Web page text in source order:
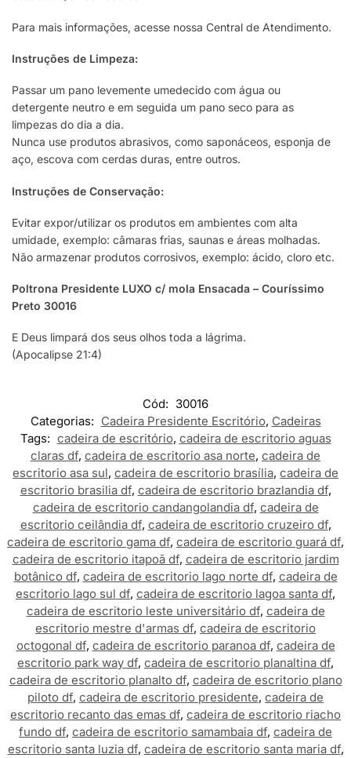
Para mais informações, acesse nossa Central de Atendimento.
Instruções de Limpeza:
Passar um pano levemente umedecido com água ou
detergente neutro e em seguida um pano seco para as
limpezas do dia a dia.
Nunca use produtos abrasivos, como saponáceos, esponja de
aço, escova com cerdas duras, entre outros.
Instruções de Conservação:
Evitar expor/utilizar os produtos em ambientes com alta
umidade, exemplo: câmaras frias, saunas e áreas molhadas.
Não armazenar produtos corrosivos, exemplo: ácido, cloro etc.
Poltrona Presidente LUXO c/ mola Ensacada – Couríssimo
Preto 30016
E Deus limpará dos seus olhos toda a lágrima.
(Apocalipse 21:4)
Cód: 30016
Categorias: Cadeira Presidente Escritório, Cadeiras
Tags: cadeira de escritório, cadeira de escritorio aguas
claras df, cadeira de escritorio asa norte, cadeira de
escritorio asa sul, cadeira de escritorio brasília, cadeira de
escritorio brasilia df, cadeira de escritorio brazlandia df,
cadeira de escritorio candangolandia df, cadeira de
escritorio ceilândia df, cadeira de escritorio cruzeiro df,
cadeira de escritorio gama df, cadeira de escritorio guará df,
cadeira de escritorio itapoã df, cadeira de escritorio jardim
botânico df, cadeira de escritorio lago norte df, cadeira de
escritorio lago sul df, cadeira de escritorio lagoa santa df,
cadeira de escritorio leste universitário df, cadeira de
escritorio mestre d'armas df, cadeira de escritorio
octogonal df, cadeira de escritorio paranoa df, cadeira de
escritorio park way df, cadeira de escritorio planaltina df,
cadeira de escritorio planalto df, cadeira de escritorio plano
piloto df, cadeira de escritorio presidente, cadeira de
escritorio recanto das emas df, cadeira de escritorio riacho
fundo df, cadeira de escritorio samambaia df, cadeira de
escritorio santa luzia df, cadeira de escritorio santa maria df,